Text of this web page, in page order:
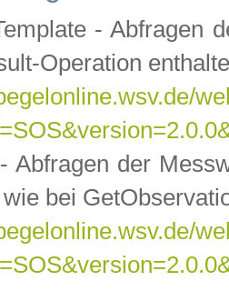
- Abfragen
Operation
Abfragen der
bei